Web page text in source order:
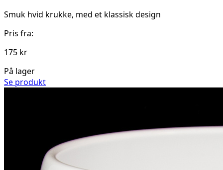
Smuk hvid krukke, med et klassisk design
Pris fra:
175 kr
På lager
Se produkt